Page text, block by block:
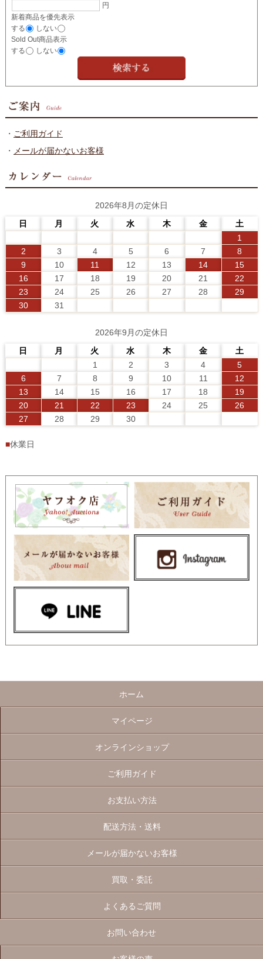
円
新着商品を優先表示
する
しない
Sold Out商品表示
する
しない
・ ご利用ガイド
・ メールが届かないお客様
2026年8月の定休日
日
月 火 水 木 金
土
1
2
3 4 5 6 7
8
9
10 11 12 13 14
15
16
17 18 19 20 21
22
23
24 25 26 27 28
29
30
31
2026年9月の定休日
日
月 火 水 木 金
土
1
2 3 4
5
6
7 8 9 10 11
12
13
14 15 16 17 18
19
20
21 22 23 24 25
26
27
28 29 30
■休業日
ホーム
マイページ
オンラインショップ
ご利用ガイド
お支払い方法
配送方法・送料
メールが届かないお客様
買取・委託
よくあるご質問
お問い合わせ